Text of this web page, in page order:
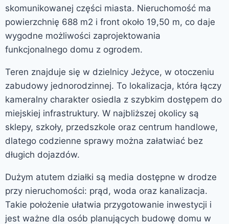
skomunikowanej części miasta. Nieruchomość ma
powierzchnię 688 m2 i front około 19,50 m, co daje
wygodne możliwości zaprojektowania
funkcjonalnego domu z ogrodem.
Teren znajduje się w dzielnicy Jeżyce, w otoczeniu
zabudowy jednorodzinnej. To lokalizacja, która łączy
kameralny charakter osiedla z szybkim dostępem do
miejskiej infrastruktury. W najbliższej okolicy są
sklepy, szkoły, przedszkole oraz centrum handlowe,
dlatego codzienne sprawy można załatwiać bez
długich dojazdów.
Dużym atutem działki są media dostępne w drodze
przy nieruchomości: prąd, woda oraz kanalizacja.
Takie położenie ułatwia przygotowanie inwestycji i
jest ważne dla osób planujących budowę domu w